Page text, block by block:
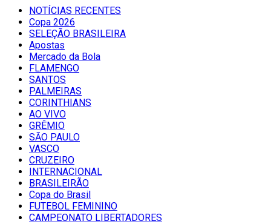
NOTÍCIAS RECENTES
Copa 2026
SELEÇÃO BRASILEIRA
Apostas
Mercado da Bola
FLAMENGO
SANTOS
PALMEIRAS
CORINTHIANS
AO VIVO
GRÊMIO
SĀO PAULO
VASCO
CRUZEIRO
INTERNACIONAL
BRASILEIRÃO
Copa do Brasil
FUTEBOL FEMININO
CAMPEONATO LIBERTADORES